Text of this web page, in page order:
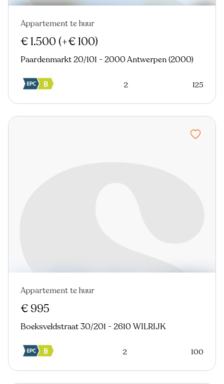
Nieuw
Appartement te huur
€ 1.500 (+€ 100)
Paardenmarkt 20/101 - 2000 Antwerpen (2000)
2 125
Nieuw
Appartement te huur
€ 995
Boeksveldstraat 30/201 - 2610 WILRIJK
2 100